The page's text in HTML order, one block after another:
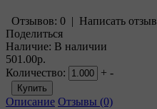
Отзывов: 0 | Написать отзыв
Поделиться
Наличие: В наличии
501.00р.
Количество:
+ -
Описание Отзывы (0)